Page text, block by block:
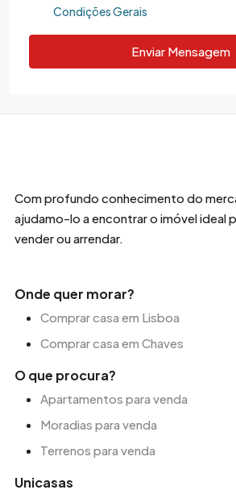
Condições Gerais
Enviar Mensagem
Com profundo conhecimento do
ajudamo-lo a encontrar o imóvel ideal
vender ou arrendar.
Onde quer morar?
Comprar casa em Lisboa
Comprar casa em Chaves
O que procura?
Apartamentos para venda
Moradias para venda
Terrenos para venda
Unicasas